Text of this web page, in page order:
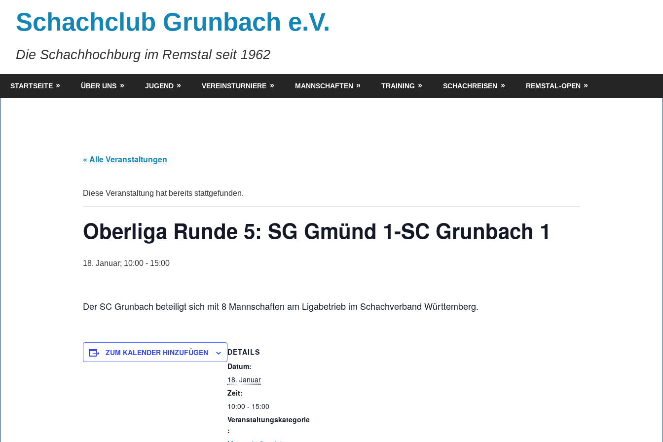
springenSchachclub Grunbach e.V.
Die Schachhochburg im Remstal seit 1962
STARTSEITE ÜBER UNS JUGEND VEREINSTURNIERE MANNSCHAFTEN TRAINING SCHACHREISEN REMSTAL-OPEN
« Alle Veranstaltungen
Diese Veranstaltung hat bereits stattgefunden.
Oberliga Runde 5: SG Gmünd 1-SC Grunbach 1
18. Januar; 10:00 - 15:00
Der SC Grunbach beteiligt sich mit 8 Mannschaften am Ligabetrieb im Schachverband Württemberg.
ZUM KALENDER HINZUFÜGEN
DETAILS
Datum:
18. Januar
Zeit:
10:00 - 15:00
Veranstaltungskategorie
: